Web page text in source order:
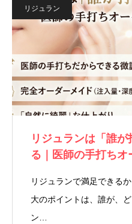
リジュラン
リジュランは「誰
る｜医師の手打ち
リジュランで満足できる
大のポイントは、誰が、
ン…